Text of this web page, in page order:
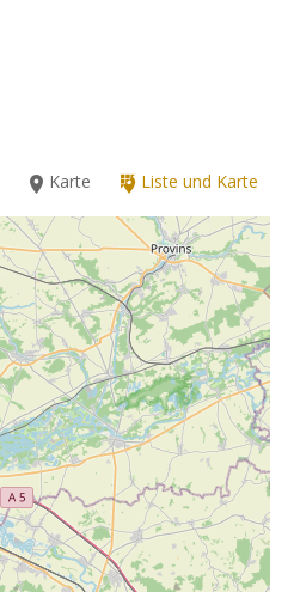
Karte Liste und Karte